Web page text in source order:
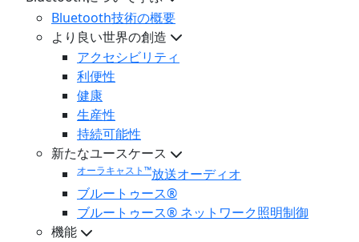
Bluetooth技術の概要
より良い世界の創造
アクセシビリティ
利便性
健康
生産性
持続可能性
新たなユースケース
オーラキャスト™放送オーディオ
ブルートゥース®
ブルートゥース® ネットワーク照明制御
機能